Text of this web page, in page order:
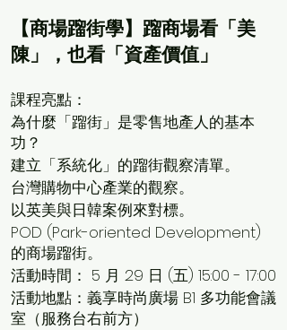
【商場蹓街學】蹓商場看「美
陳」，也看「資產價值」
課程亮點：
為什麼「蹓街」是零售地產人的基本
功？
建立「系統化」的蹓街觀察清單。
台灣購物中心產業的觀察。
以英美與日韓案例來對標。
​POD (Park-oriented Development)
的商場蹓街。
活動時間： 5 月 29 日 (五) 15:00 - 17:00
活動地點：義享時尚廣場 B1 多功能會議
室（服務台右前方）